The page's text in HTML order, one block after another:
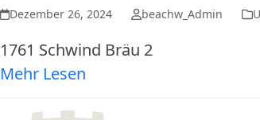
Dezember 26, 2024 beachw_Admin
1761 Schwind Bräu 2
Mehr Lesen